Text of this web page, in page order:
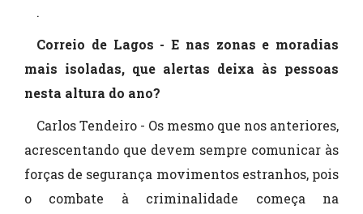
.
Correio de Lagos - E nas zonas e moradias
mais isoladas, que alertas deixa às pessoas
nesta altura do ano?
Carlos Tendeiro - Os mesmo que nos anteriores,
acrescentando que devem sempre comunicar às
forças de segurança movimentos estranhos, pois
o combate à criminalidade começa na